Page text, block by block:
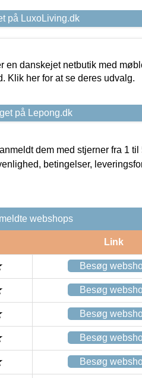
på LuxoLiving.dk
en danskejet netbutik med
Klik her for at se deres udvalg.
på Lepong.dk
dem med stjerner fra 1 til
betingelser,
webshops
Link
Besøg
Besøg
Besøg
Besøg
Besøg